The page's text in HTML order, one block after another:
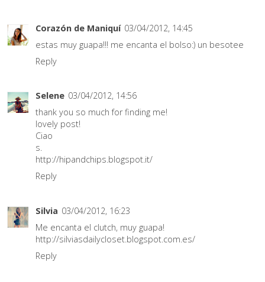
Corazón de Maniquí 03/04/2012, 14:45
estas muy guapa!!! me encanta el bolso:) un besotee
Reply
Selene 03/04/2012, 14:56
thank you so much for finding me!
lovely post!
Ciao
s.
http://hipandchips.blogspot.it/
Reply
Silvia 03/04/2012, 16:23
Me encanta el clutch, muy guapa!
http://silviasdailycloset.blogspot.com.es/
Reply